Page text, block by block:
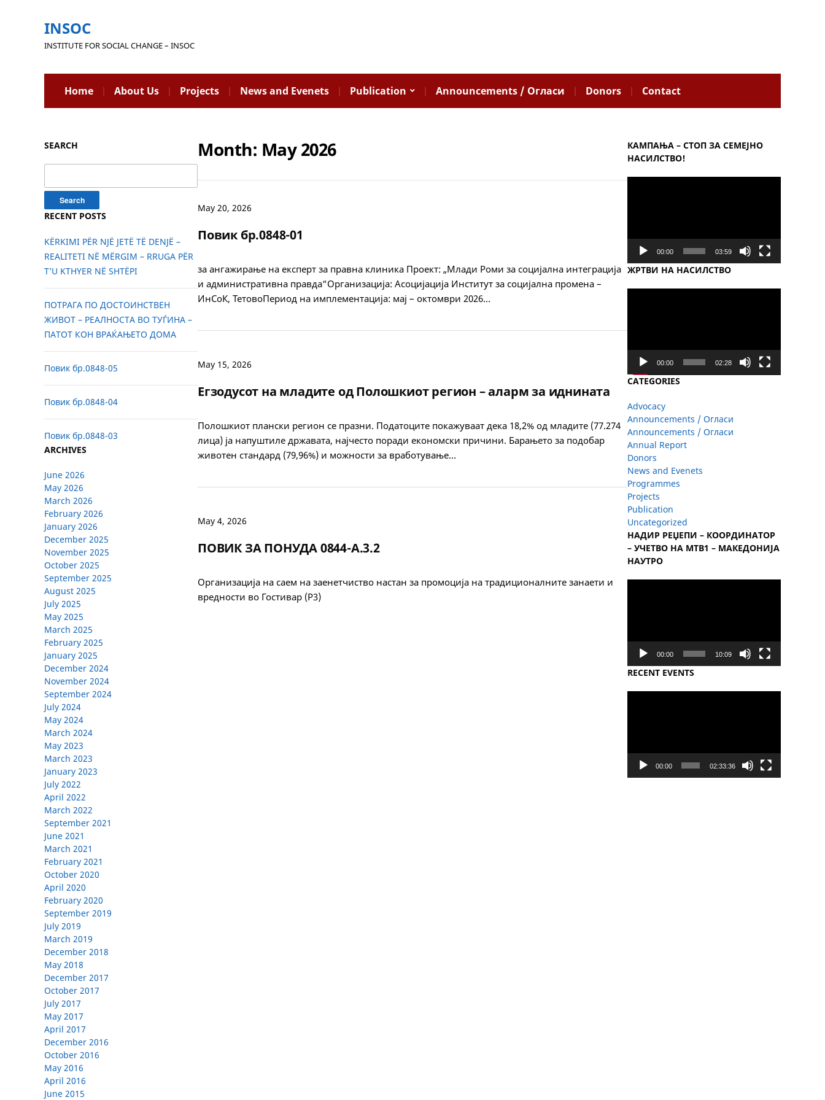
INSOC
INSTITUTE FOR SOCIAL CHANGE – INSOC
Home About Us Projects News and Evenets Publication Announcements / Огласи Donors Contact
SEARCH
RECENT POSTS
KËRKIMI PËR NJË JETË TË DENJË –
REALITETI NË MËRGIM – RRUGA PËR
T’U KTHYER NË SHTËPI
ПОТРАГА ПО ДОСТОИНСТВЕН
ЖИВОТ – РЕАЛНОСТА ВО ТУЃИНА –
ПАТОТ КОН ВРАЌАЊЕТО ДОМА
Повик бр.0848-05
Повик бр.0848-04
Повик бр.0848-03
ARCHIVES
June 2026
May 2026
March 2026
February 2026
January 2026
December 2025
November 2025
October 2025
September 2025
August 2025
July 2025
May 2025
March 2025
February 2025
January 2025
December 2024
November 2024
September 2024
July 2024
May 2024
March 2024
May 2023
March 2023
January 2023
July 2022
April 2022
March 2022
September 2021
June 2021
March 2021
February 2021
October 2020
April 2020
February 2020
September 2019
July 2019
March 2019
December 2018
May 2018
December 2017
October 2017
July 2017
May 2017
April 2017
December 2016
October 2016
May 2016
April 2016
June 2015
Month: May 2026
May 20, 2026
Повик бр.0848-01
за ангажирање на експерт за правна клиника Проект: „Млади Роми за социјална интеграција
и административна правда“Организација: Асоцијација Институт за социјална промена –
ИнСоК, ТетовоПериод на имплементација: мај – октомври 2026…
May 15, 2026
Егзодусот на младите од Полошкиот регион – аларм за иднината
Полошкиот плански регион се празни. Податоците покажуваат дека 18,2% од младите (77.274
лица) ја напуштиле државата, најчесто поради економски причини. Барањето за подобар
животен стандард (79,96%) и можности за вработување…
May 4, 2026
ПОВИК ЗА ПОНУДА 0844-А.3.2
Организација на саем на заенетчиство настан за промоција на традиционалните занаети и
вредности во Гостивар (Р3)
КАМПАЊА – СТОП ЗА СЕМЕЈНО
НАСИЛСТВО!
Video
00:00 03:59
ЖРТВИ НА НАСИЛСТВО
00:00 02:28
CATEGORIES
Advocacy
Announcements / Огласи
Announcements / Огласи
Annual Report
Donors
News and Evenets
Programmes
Projects
Publication
Uncategorized
НАДИР РЕЏЕПИ – КООРДИНАТОР
– УЧЕТВО НА МТВ1 – МАКЕДОНИЈА
НАУТРО
00:00 10:09
RECENT EVENTS
00:00 02:33:36